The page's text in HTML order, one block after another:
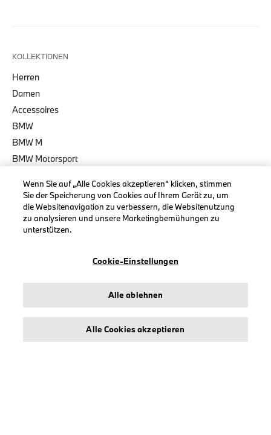
KOLLEKTIONEN
Herren
Damen
Accessoires
BMW
BMW M
BMW Motorsport
INFORMATIONEN
Geschäftsbedingungen
Erklärung zur Barrierefreiheit
Wenn Sie auf „Alle Cookies akzeptieren“ klicken, stimmen
Sie der Speicherung von Cookies auf Ihrem Gerät zu, um
die Websitenavigation zu verbessern, die Websitenutzung
zu analysieren und unsere Marketingbemühungen zu
unterstützen.
Cookie-Einstellungen
Alle ablehnen
Alle Cookies akzeptieren